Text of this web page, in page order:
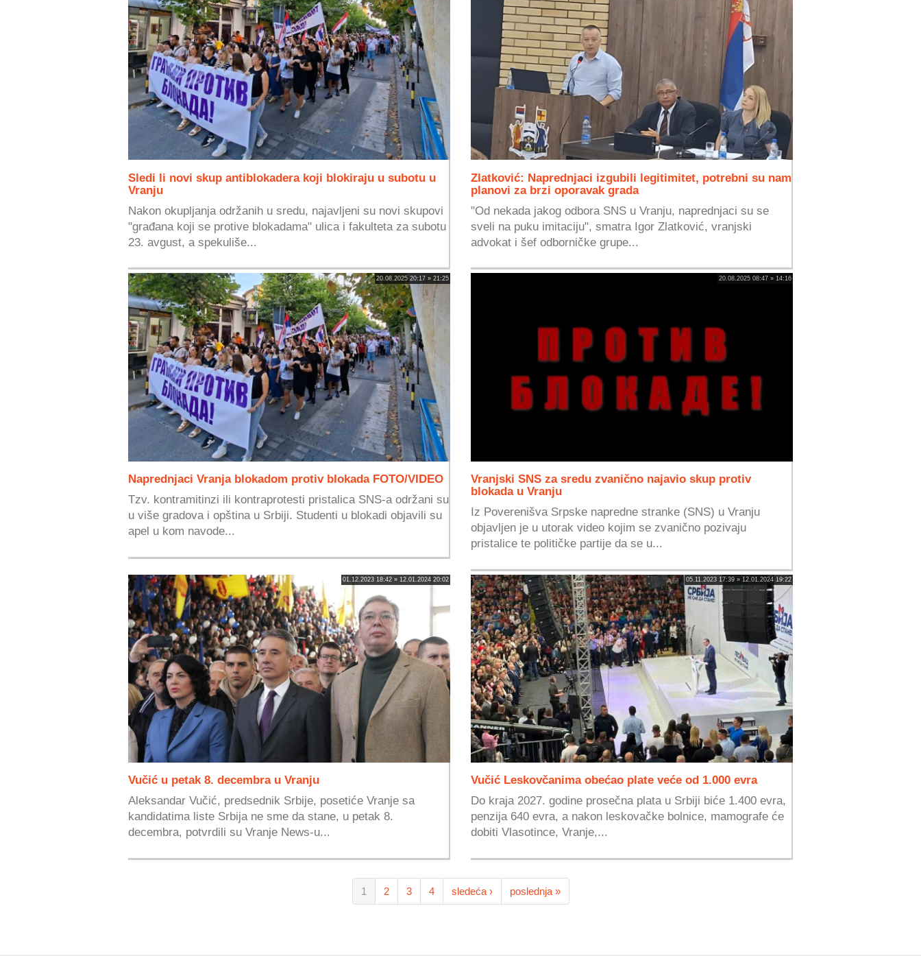
Sledi li novi skup antiblokadera koji blokiraju u subotu u
Vranju
Nakon okupljanja održanih u sredu, najavljeni su novi skupovi
"građana koji se protive blokadama" ulica i fakulteta za subotu
23. avgust, a spekuliše...
Zlatković: Naprednjaci izgubili legitimitet, potrebni su nam
planovi za brzi oporavak grada
"Od nekada jakog odbora SNS u Vranju, naprednjaci su se
sveli na puku imitaciju", smatra Igor Zlatković, vranjski
advokat i šef odborničke grupe...
20.08.2025 20:17 » 21:25
Naprednjaci Vranja blokadom protiv blokada FOTO/VIDEO
Tzv. kontramitinzi ili kontraprotesti pristalica SNS-a održani su
u više gradova i opština u Srbiji. Studenti u blokadi objavili su
apel u kom navode...
20.08.2025 08:47 » 14:16
Vranjski SNS za sredu zvanično najavio skup protiv
blokada u Vranju
Iz Poverenišva Srpske napredne stranke (SNS) u Vranju
objavljen je u utorak video kojim se zvanično pozivaju
pristalice te političke partije da se u...
01.12.2023 18:42 » 12.01.2024 20:02
Vučić u petak 8. decembra u Vranju
Aleksandar Vučić, predsednik Srbije, posetiće Vranje sa
kandidatima liste Srbija ne sme da stane, u petak 8.
decembra, potvrdili su Vranje News-u...
05.11.2023 17:39 » 12.01.2024 19:22
Vučić Leskovčanima obećao plate veće od 1.000 evra
Do kraja 2027. godine prosečna plata u Srbiji biće 1.400 evra,
penzija 640 evra, a nakon leskovačke bolnice, mamografe će
dobiti Vlasotince, Vranje,...
1 2 3 4 sledeća › poslednja »